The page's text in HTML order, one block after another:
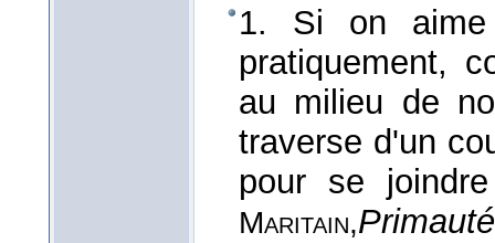
1. Si on
pratiquement,
au milieu de
traverse d'un
pour se
Maritain,